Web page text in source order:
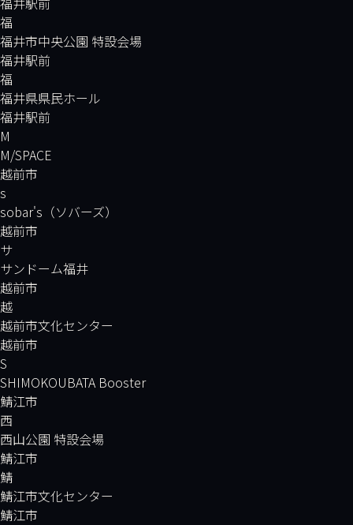
福
福井市中央公園 特設会場
福井駅前
福
福井県県民ホール
福井駅前
M
M/SPACE
越前市
s
sobar's（ソバーズ）
越前市
サ
サンドーム福井
越前市
越
越前市文化センター
越前市
S
SHIMOKOUBATA Booster
鯖江市
西
西山公園 特設会場
鯖江市
鯖
鯖江市文化センター
鯖江市